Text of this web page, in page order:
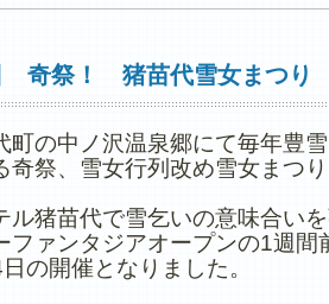
奇祭！ 猪苗代雪女まつり
町の中ノ沢温泉郷にて毎年豊
奇祭、雪女行列改め雪女まつり
ル猪苗代で雪乞いの意味合い
ファンタジアオープンの1週間
の開催となりました。